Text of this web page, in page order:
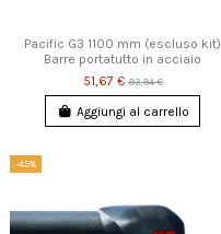
Pacific G3 1100 mm (escluso kit)
Barre portatutto in acciaio
51,67 €93,94 €
Aggiungi al carrello
-45%